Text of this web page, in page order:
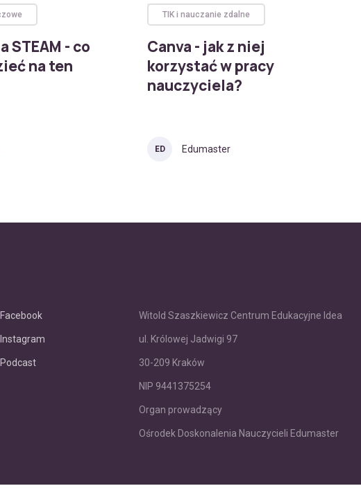
STEAM - co
na ten
TIK i nauczanie zdalne
Canva - jak z niej
korzystać w pracy
nauczyciela?
ED Edumaster
Facebook
Instagram
Podcast
Witold Szaszkiewicz Centrum Edukacyjne Idea
ul. Królowej Jadwigi 97
30-209 Kraków
NIP 9441375254
Organ prowadzący
Ośrodek Doskonalenia Nauczycieli Edumaster